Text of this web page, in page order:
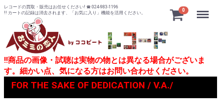
レコードの買取・販売はお任せください! ☎ 024-983-1196
!! カートの記録は消去されます、「お気に入り」機能を活用ください。
0 Menu
!!商品の画像・試聴は実物の物とは異なる場合がございま
す。細かい点、気になる方はお問い合わせください。
FOR THE SAKE OF DEDICATION / V.A./